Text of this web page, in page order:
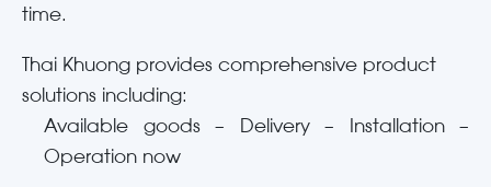
time.
Thai Khuong provides comprehensive product
solutions including:
Available goods – Delivery – Installation –
Operation now